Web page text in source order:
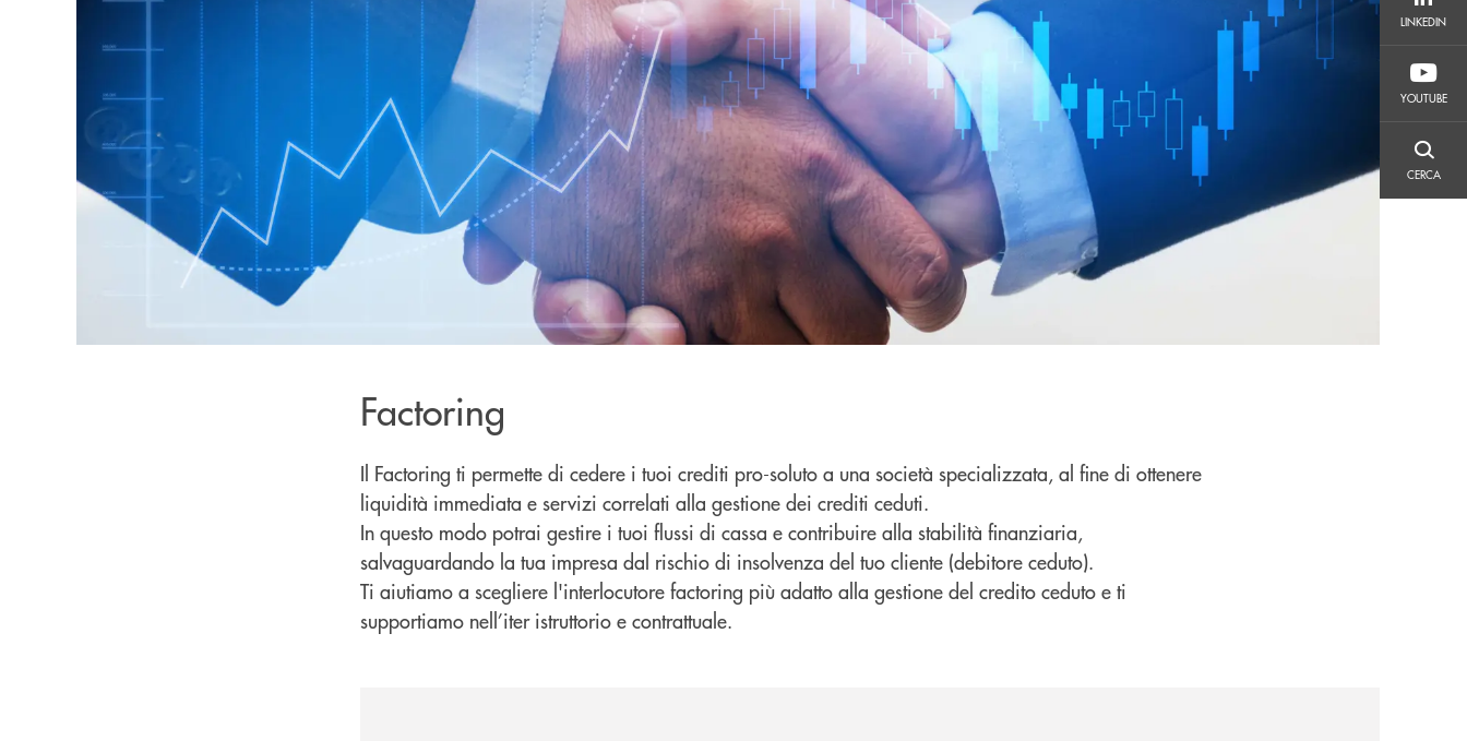
LINKEDIN
LINKEDIN
YOUTUBE
CERCA
Factoring
Il Factoring ti permette di cedere i tuoi crediti pro-soluto a una società specializzata, al fine di ottenere
liquidità immediata e servizi correlati alla gestione dei crediti ceduti.
In questo modo potrai gestire i tuoi flussi di cassa e contribuire alla stabilità finanziaria,
salvaguardando la tua impresa dal rischio di insolvenza del tuo cliente (debitore ceduto).
Ti aiutiamo a scegliere l'interlocutore factoring più adatto alla gestione del credito ceduto e ti
supportiamo nell’iter istruttorio e contrattuale.